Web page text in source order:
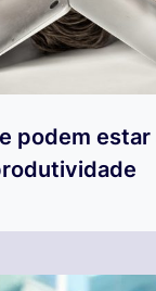
podem estar